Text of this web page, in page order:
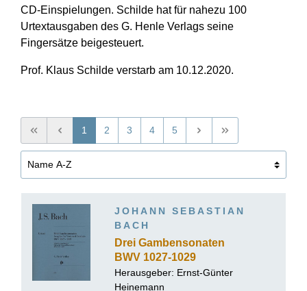
CD-Einspielungen. Schilde hat für nahezu 100
Urtextausgaben des G. Henle Verlags seine
Fingersätze beigesteuert.
Prof. Klaus Schilde verstarb am 10.12.2020.
1 2 3 4 5
JOHANN SEBASTIAN
BACH
Drei Gambensonaten
BWV 1027-1029
Herausgeber: Ernst-Günter
Heinemann